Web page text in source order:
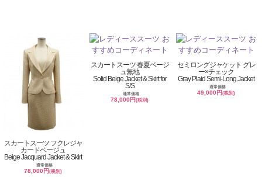
スカートスーツ フクレジャ
カードベージュ
Beige Jacquard Jacket & Skirt
通常価格
78,000円(税別)
スカートスーツ 春夏ベージ
ュ無地
Solid Beige Jacket & Skirt for
S/S
通常価格
78,000円(税別)
セミロングジャケット グレ
ー×チェック
Gray Plaid Semi-Long Jacket
通常価格
49,000円(税別)